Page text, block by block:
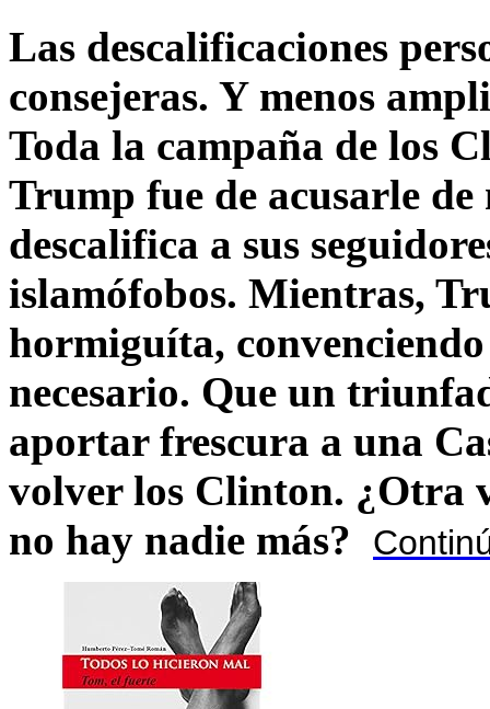
Las descalificaciones
consejeras. Y menos
Toda la campaña de los
Trump fue de acusarle
descalifica a sus
islamófobos. Mientras,
hormiguíta,
necesario. Que un
aportar frescura a una
volver los Clinton. ¿Otra
no hay nadie más?